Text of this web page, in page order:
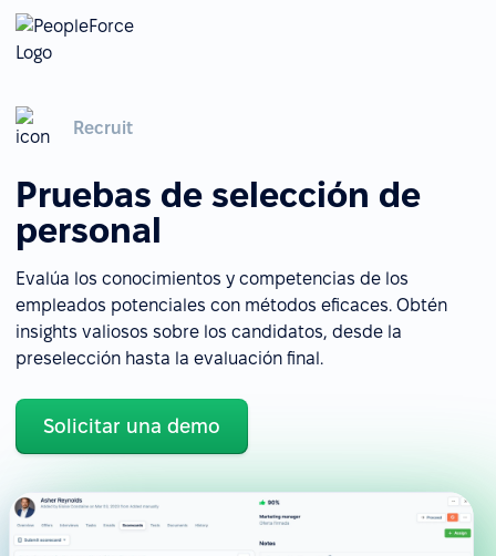
Recruit
Pruebas de selección de
personal
Evalúa los conocimientos y competencias de los
empleados potenciales con métodos eficaces. Obtén
insights valiosos sobre los candidatos, desde la
preselección hasta la evaluación final.
Solicitar una demo